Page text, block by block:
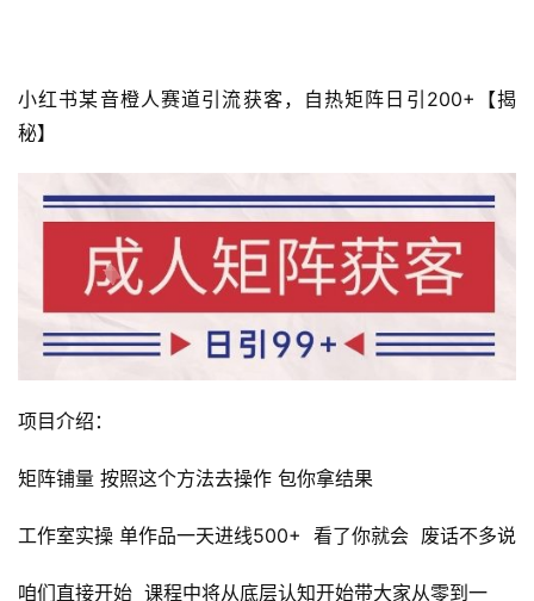
小红书某音橙人赛道引流获客，自热矩阵日引200+【揭
秘】
项目介绍：
矩阵铺量 按照这个方法去操作 包你拿结果
工作室实操 单作品一天进线500+  看了你就会  废话不多说
咱们直接开始  课程中将从底层认知开始带大家从零到一